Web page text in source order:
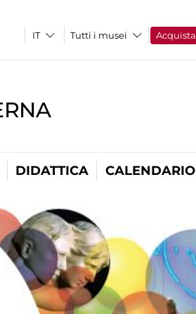
Tutti i musei Acquista
DIDATTICA CALENDARIO